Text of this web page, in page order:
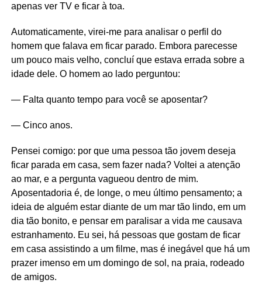
apenas ver TV e ficar à toa.
Automaticamente, virei-me para analisar o perfil do
homem que falava em ficar parado. Embora parecesse
um pouco mais velho, concluí que estava errada sobre a
idade dele. O homem ao lado perguntou:
— Falta quanto tempo para você se aposentar?
— Cinco anos.
Pensei comigo: por que uma pessoa tão jovem deseja
ficar parada em casa, sem fazer nada? Voltei a atenção
ao mar, e a pergunta vagueou dentro de mim.
Aposentadoria é, de longe, o meu último pensamento; a
ideia de alguém estar diante de um mar tão lindo, em um
dia tão bonito, e pensar em paralisar a vida me causava
estranhamento. Eu sei, há pessoas que gostam de ficar
em casa assistindo a um filme, mas é inegável que há um
prazer imenso em um domingo de sol, na praia, rodeado
de amigos.